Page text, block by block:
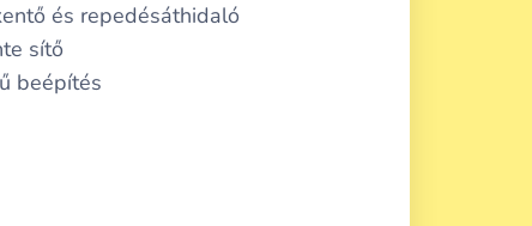
és repedésáthidaló
sítő
beépítés